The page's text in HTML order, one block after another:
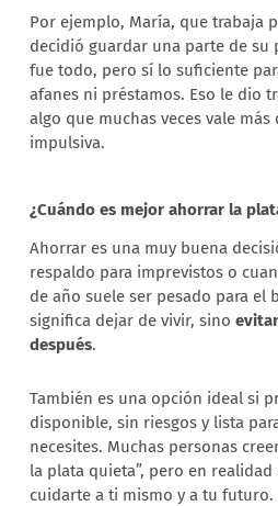
Por ejemplo, María, que trabaja
decidió guardar una parte de su
fue todo, pero sí lo suficiente
afanes ni préstamos. Eso le dio
algo que muchas veces vale
impulsiva.
¿Cuándo es mejor ahorrar la
Ahorrar es una muy buena
respaldo para imprevistos o
de año suele ser pesado para el
significa dejar de vivir, sino
después.
También es una opción ideal si
disponible, sin riesgos y lista
necesites. Muchas personas
la plata quieta”, pero en
cuidarte a ti mismo y a tu futuro.